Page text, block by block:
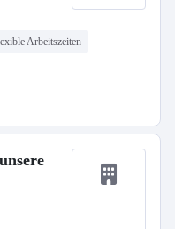
Arbeitszeiten